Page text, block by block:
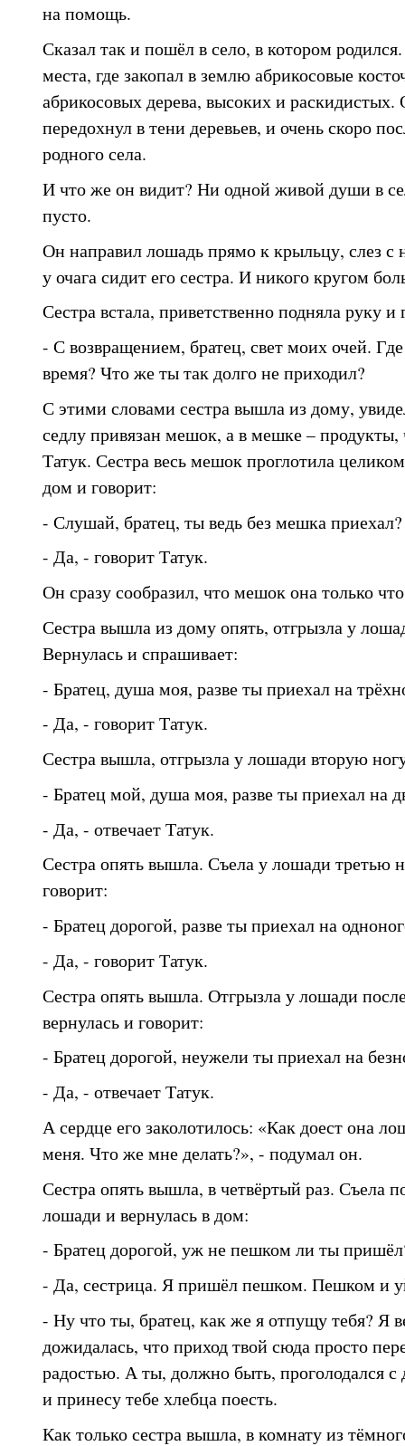
на помощь.
Сказал так и пошёл в село, в котором
места, где закопал в землю абрикосовые
абрикосовых дерева, высоких и раскидистых.
передохнул в тени деревьев, и очень скоро
родного села.
И что же он видит? Ни одной живой души в
пусто.
Он направил лошадь прямо к крыльцу, слез с
у очага сидит его сестра. И никого кругом
Сестра встала, приветственно подняла руку и
- С возвращением, братец, свет моих очей.
время? Что же ты так долго не приходил?
С этими словами сестра вышла из дому,
седлу привязан мешок, а в мешке – продукты,
Татук. Сестра весь мешок проглотила
дом и говорит:
- Слушай, братец, ты ведь без мешка приехал?
- Да, - говорит Татук.
Он сразу сообразил, что мешок она только
Сестра вышла из дому опять, отгрызла у
Вернулась и спрашивает:
- Братец, душа моя, разве ты приехал на
- Да, - говорит Татук.
Сестра вышла, отгрызла у лошади вторую
- Братец мой, душа моя, разве ты приехал на
- Да, - отвечает Татук.
Сестра опять вышла. Съела у лошади третью
говорит:
- Братец дорогой, разве ты приехал на
- Да, - говорит Татук.
Сестра опять вышла. Отгрызла у лошади
вернулась и говорит:
- Братец дорогой, неужели ты приехал на
- Да, - отвечает Татук.
А сердце его заколотилось: «Как доест она
меня. Что же мне делать?», - подумал он.
Сестра опять вышла, в четвёртый раз. Съела
лошади и вернулась в дом:
- Братец дорогой, уж не пешком ли ты
- Да, сестрица. Я пришёл пешком. Пешком и
- Ну что ты, братец, как же я отпущу тебя? Я
дожидалась, что приход твой сюда просто
радостью. А ты, должно быть, проголодался с
и принесу тебе хлебца поесть.
Как только сестра вышла, в комнату из